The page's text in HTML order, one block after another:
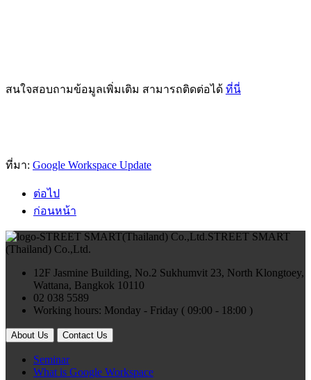
สนใจสอบถามข้อมูลเพิ่มเติม สามารถติดต่อได้ ที่นี่
ที่มา: Google Workspace Update
ต่อไป
ก่อนหน้า
STREET SMART
(Thailand) Co.,Ltd.
12F Jasmine Building, No.2 Sukhumvit 23, North Klongtoey,
Wattana, Bangkok 10110
02 038 5589
Working hours: Monday - Friday ( 09:00 - 18:00 )
About Us Contact Us
Seminar
What is Google Workspace